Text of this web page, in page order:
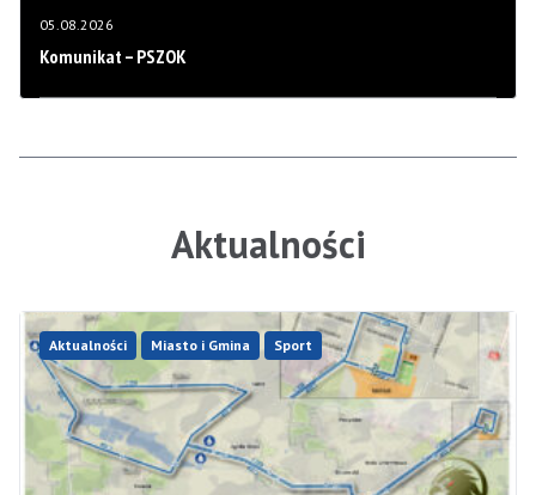
05.08.2026
Komunikat – PSZOK
Aktualności
Aktualności Miasto i Gmina Sport